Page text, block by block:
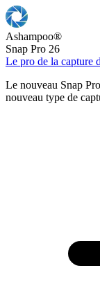
Ashampoo®
Snap Pro 26
Le pro de la capture
Le nouveau Snap
nouveau type de